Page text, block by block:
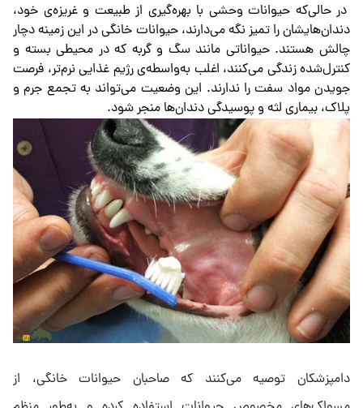
در حالی‌که حیوانات وحشی با بهره‌گیری از طبیعت و غریزه‌ی خود،
دندان‌هایشان را تمیز نگه می‌دارند، حیوانات خانگی در این زمینه دچار
چالش هستند. حیواناتی مانند سگ و گربه که در محیطی بسته و
کنترل‌شده زندگی می‌کنند، اغلب به‌واسطه‌ی رژیم غذایی نرم‌تر، فرصت
جویدن مواد سفت را ندارند. این وضعیت می‌تواند به تجمع جرم و
پلاک، بیماری لثه و پوسیدگی دندان‌ها منجر شود.
دامپزشکان توصیه می‌کنند که صاحبان حیوانات خانگی، از